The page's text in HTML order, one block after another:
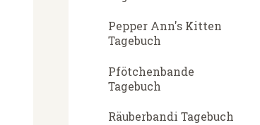
Pepper Ann's Kitten
Tagebuch
Pfötchenbande
Tagebuch
Räuberbandi Tagebuch